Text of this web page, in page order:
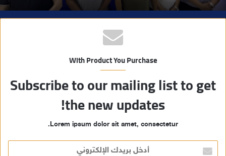
With Product You Purchase
Subscribe to our mailing list to get
the new updates!
Lorem ipsum dolor sit amet, consectetur.